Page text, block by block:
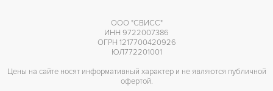
ООО "СВИСС"
ИНН 9722007386
ОГРН 1217700420926
ЮЛ772201001
Цены на сайте носят информативный характер и не являются публичной
офертой.